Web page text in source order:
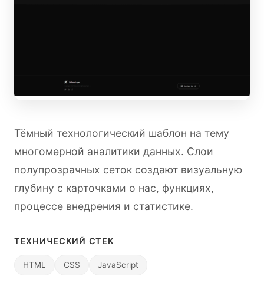
Тёмный технологический шаблон на тему
многомерной аналитики данных. Слои
полупрозрачных сеток создают визуальную
глубину с карточками о нас, функциях,
процессе внедрения и статистике.
ТЕХНИЧЕСКИЙ СТЕК
HTML CSS JavaScript